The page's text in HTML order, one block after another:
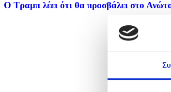
Ο Τραμπ λέει ότι θα προσβάλει στο